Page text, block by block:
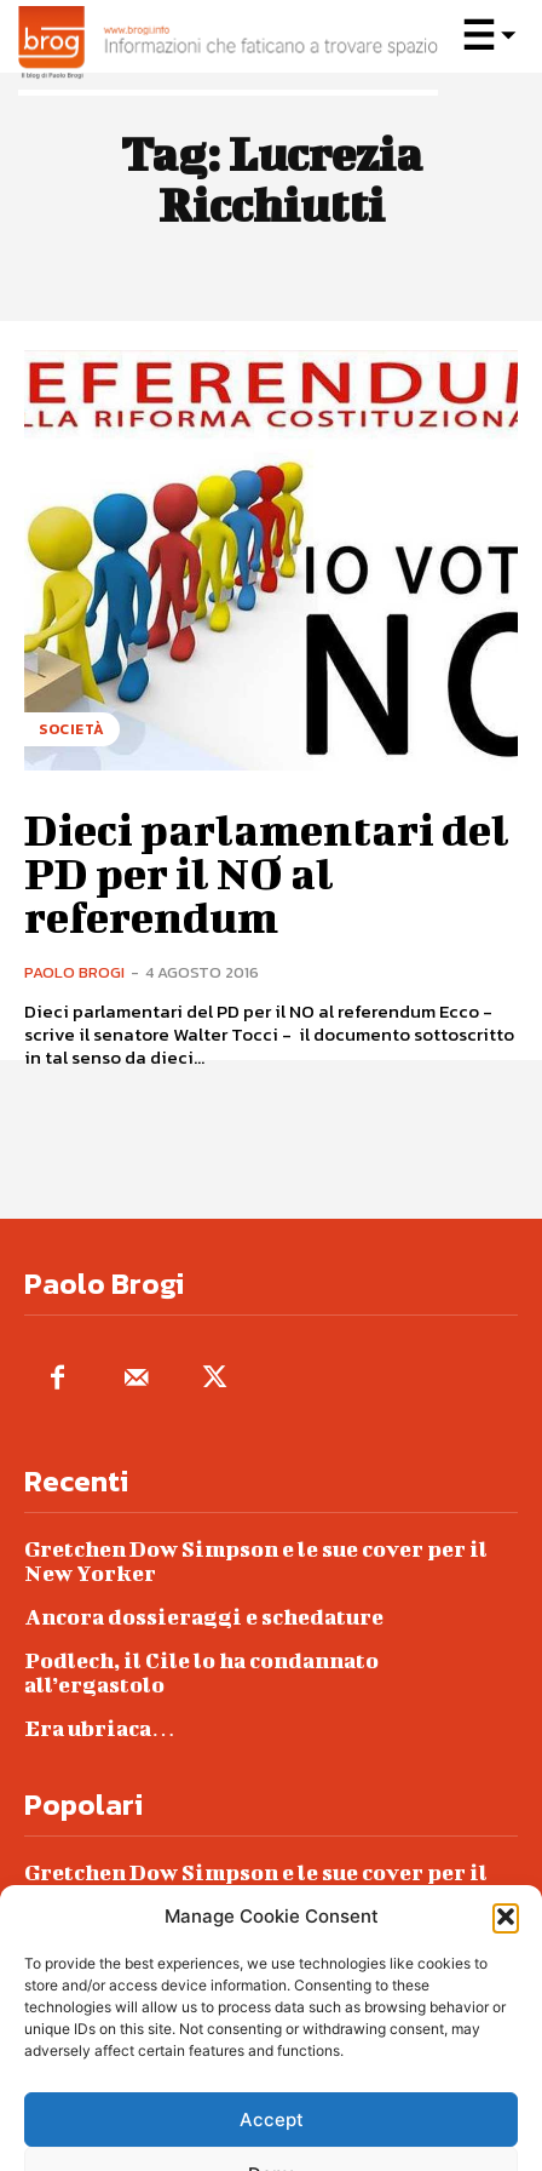
Manage Cookie Consent
To provide the best experiences, we use technologies like cookies to
store and/or access device information. Consenting to these
technologies will allow us to process data such as browsing behavior or
unique IDs on this site. Not consenting or withdrawing consent, may
adversely affect certain features and functions.
Accept
Tag:Lucrezia
Ricchiutti
SOCIETÀ
Dieci parlamentari del
PD per il NO al
referendum
PAOLO BROGI - 4 AGOSTO 2016
Dieci parlamentari del PD per il NO al referendum Ecco -
scrive il senatore Walter Tocci - il documento sottoscritto
in tal senso da dieci...
Paolo Brogi
Recenti
Gretchen Dow Simpson e le sue cover per il
New Yorker
Ancora dossieraggi e schedature
Podlech, il Cile lo ha condannato
all’ergastolo
Era ubriaca…
Popolari
Gretchen Dow Simpson e le sue cover per il
Podlech, il Cile lo ha condannato
all’ergastolo
Era ubriaca…